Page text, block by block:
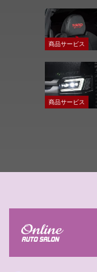
商品サービス
商品サービス